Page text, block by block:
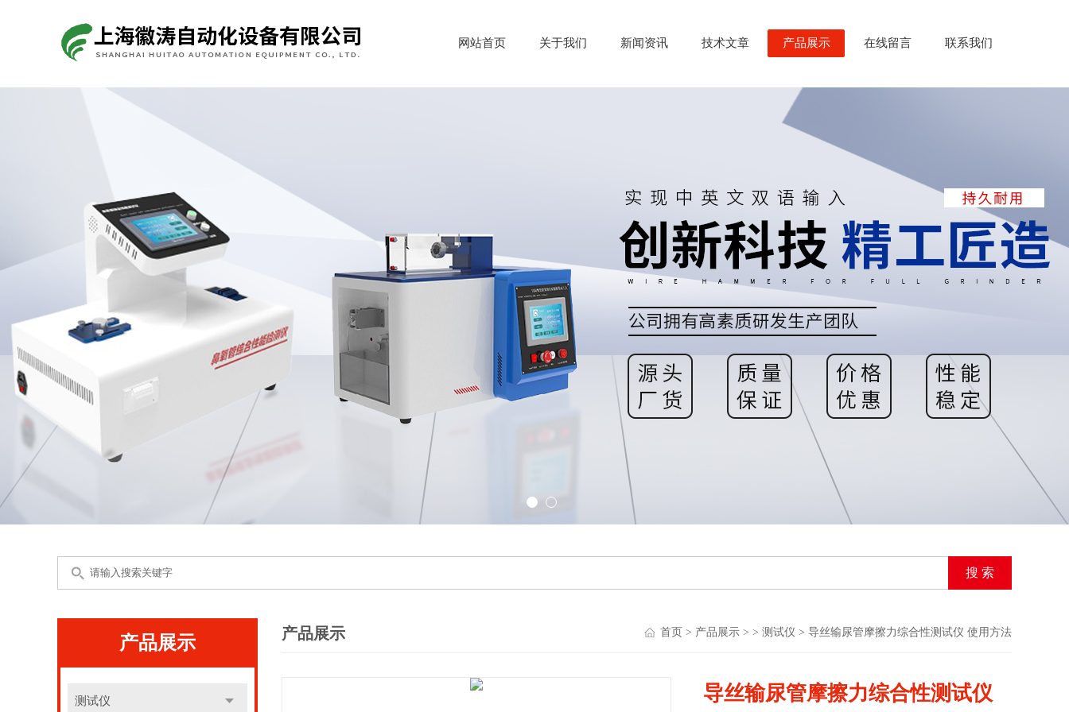
网站首页 关于我们 新闻资讯 技术文章 产品展示 在线留言 联系我们
产品展示
测试仪
产品展示 首页 > 产品展示 > > 测试仪 > 导丝输尿管摩擦力综合性测试仪 使用方法
导丝输尿管摩擦力综合性测试仪